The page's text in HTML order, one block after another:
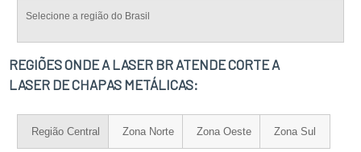
Selecione a região do Brasil
REGIÕES ONDE A LASER BR ATENDE CORTE A
LASER DE CHAPAS METÁLICAS:
Região Central Zona Norte Zona Oeste Zona Sul